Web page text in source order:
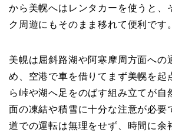
から美幌へはレンタカーを使うと、
ク周遊にもそのまま移れて便利です。
美幌は屈斜路湖や阿寒摩周方面への
め、空港で車を借りてまず美幌を起
ら峠や湖へ足をのばす組み立てが自
面の凍結や積雪に十分な注意が必要
道での運転は無理をせず、時間に余